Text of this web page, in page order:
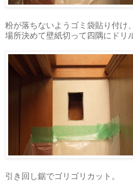
粉が落ちないようゴミ袋貼り付け、
場所決めて壁紙切って四隅にドリ
引き回し鋸でゴリゴリカット。